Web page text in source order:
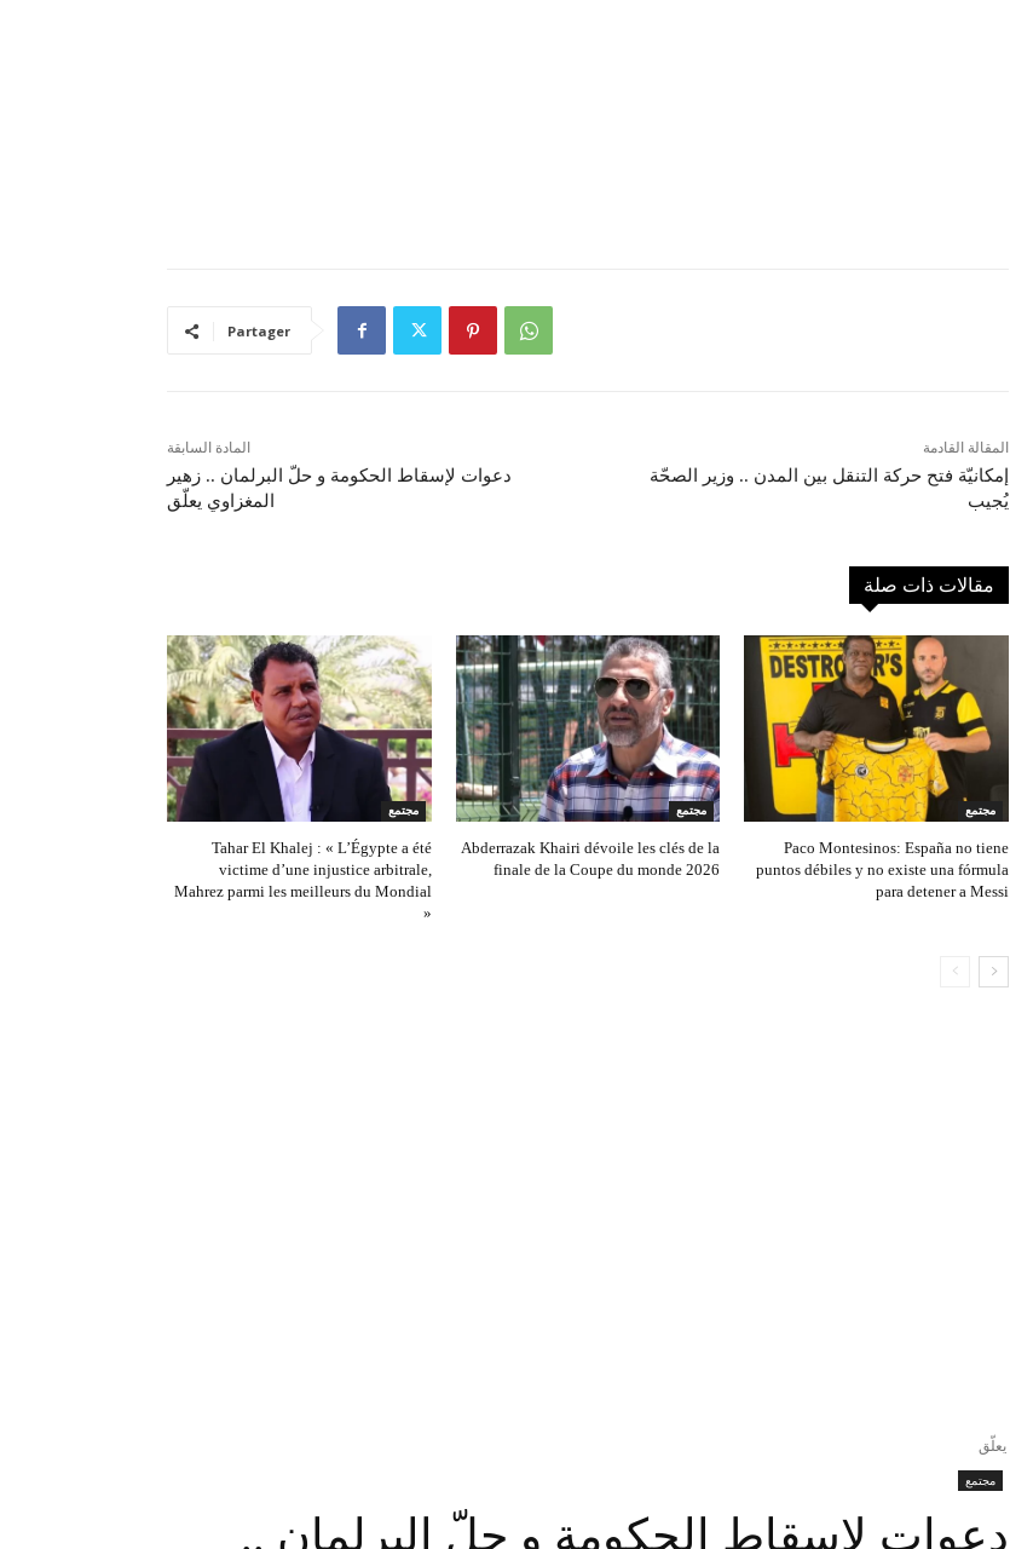
Partager
المادة السابقة
دعوات لإسقاط الحكومة و حلّ البرلمان .. زهير
المغزاوي يعلّق
المقالة القادمة
إمكانيّة فتح حركة التنقل بين المدن .. وزير الصحّة
يُجيب
مقالات ذات صلة
مجتمع
Tahar El Khalej : « L’Égypte a été
victime d’une injustice arbitrale,
Mahrez parmi les meilleurs du Mondial
»
مجتمع
Abderrazak Khairi dévoile les clés de la
finale de la Coupe du monde 2026
مجتمع
Paco Montesinos: España no tiene
puntos débiles y no existe una fórmula
para detener a Messi